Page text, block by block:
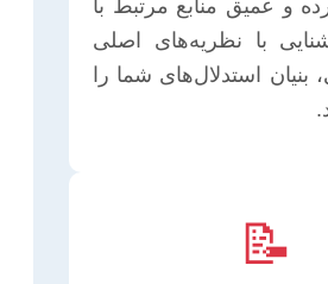
و عمیق منابع مرتبط با
با نظریه‌های اصلی
استدلال‌های شما را
📝